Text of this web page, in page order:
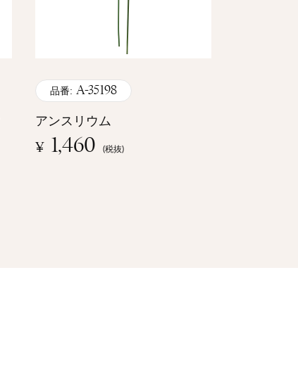
品番: A-35198
アンスリウム
¥ 1,460 (税抜)